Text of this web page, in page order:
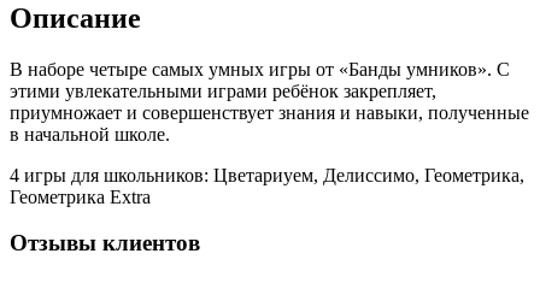
Описание
В наборе четыре самых умных игры от «Банды умников». С
этими увлекательными играми ребёнок закрепляет,
приумножает и совершенствует знания и навыки, полученные
в начальной школе.
4 игры для школьников: Цветариуем, Делиссимо, Геометрика,
Геометрика Extra
Отзывы клиентов